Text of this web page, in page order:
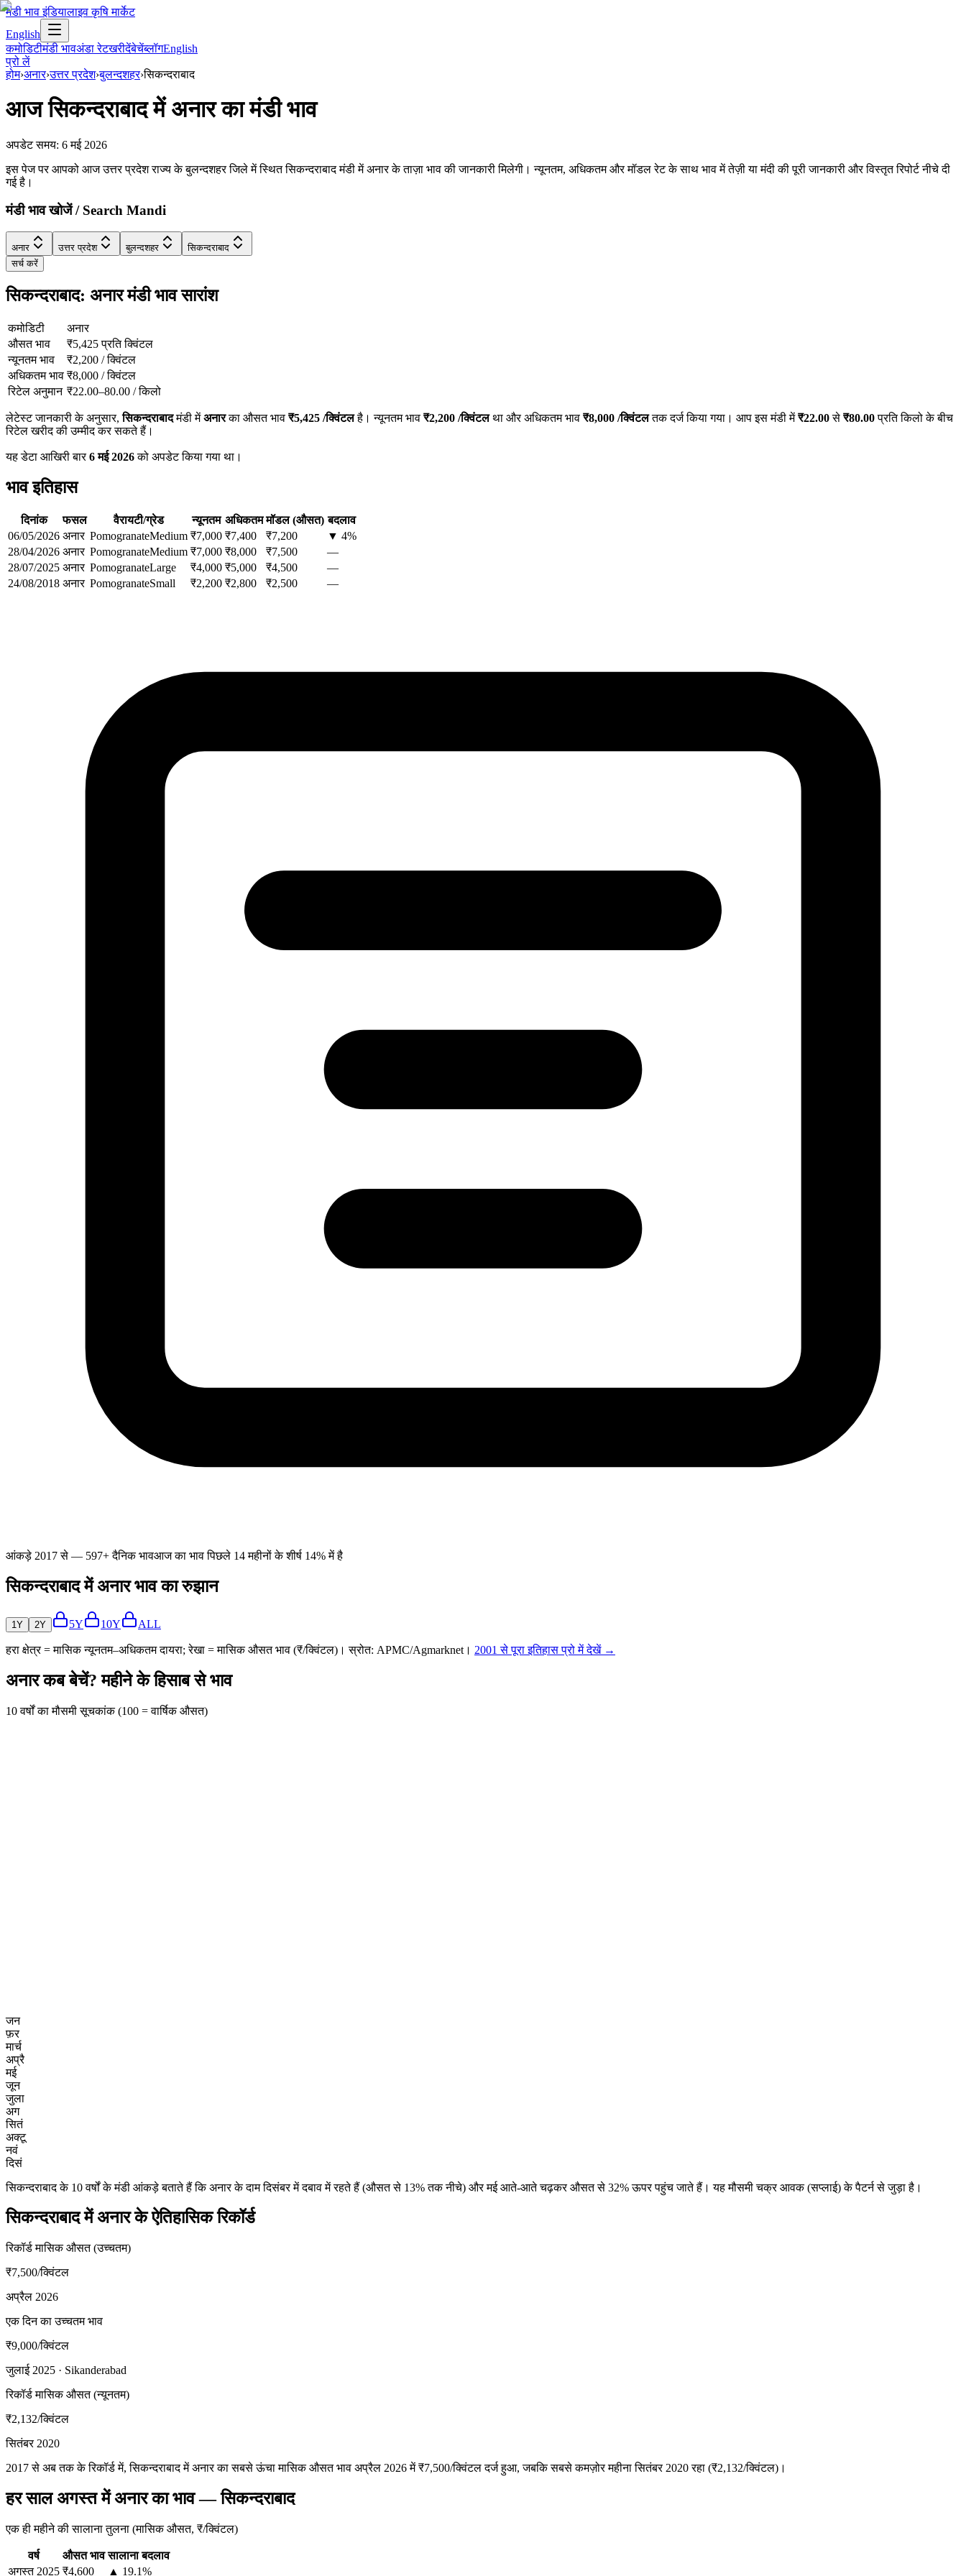
मंडी भाव इंडियालाइव कृषि मार्केट
English
कमोडिटीमंडी भावअंडा रेटखरीदेंबेचेंब्लॉगEnglish
प्रो लें
होम›अनार›उत्तर प्रदेश›बुलन्दशहर›सिकन्दराबाद
आजसिकन्दराबादमेंअनारका मंडी भाव
अपडेट समय: 6 मई 2026
इस पेज पर आपको आज उत्तर प्रदेश राज्य के बुलन्दशहर जिले में स्थित सिकन्दराबाद मंडी में अनार के ताज़ा भाव की जानकारी मिलेगी। न्यूनतम, अधिकतम और मॉडल रेट के साथ भाव में तेज़ी या मंदी की पूरी जानकारी और विस्तृत रिपोर्ट नीचे दी
गई है।
मंडी भाव खोजें / Search Mandi
अनार उत्तर प्रदेश बुलन्दशहर
सिकन्दराबाद
सर्च करें
सिकन्दराबाद: अनार मंडी भाव सारांश
कमोडिटी
अनार
औसत भाव
₹5,425 प्रति क्विंटल
न्यूनतम भाव
₹2,200 /क्विंटल
अधिकतम भाव ₹8,000 /क्विंटल
रिटेल अनुमान ₹22.00–80.00 /किलो
लेटेस्ट जानकारी के अनुसार,सिकन्दराबादमंडी मेंअनारका औसत भाव ₹5,425 /क्विंटलहै। न्यूनतम भाव ₹2,200 /क्विंटलथा और अधिकतम भाव ₹8,000 /क्विंटलतक दर्ज किया गया। आप इस मंडी में₹22.00से ₹80.00प्रति किलो के बीच
रिटेल खरीद की उम्मीद कर सकते हैं।
यह डेटा आखिरी बार6 मई 2026को अपडेट किया गया था।
भाव इतिहास
दिनांक फसल वैरायटी/ग्रेड न्यूनतम अधिकतम मॉडल (औसत) बदलाव
06/05/2026 अनार PomogranateMedium ₹7,000 ₹7,400 ₹7,200 ▼ 4%
28/04/2026 अनार PomogranateMedium ₹7,000 ₹8,000 ₹7,500
—
28/07/2025 अनार PomogranateLarge ₹4,000 ₹5,000 ₹4,500
—
24/08/2018 अनार PomogranateSmall ₹2,200 ₹2,800 ₹2,500 —
आंकड़े 2017 से — 597+ दैनिक भावआज का भाव पिछले 14 महीनों के शीर्ष 14% में है
सिकन्दराबाद में अनार भाव का रुझान
1Y 2Y 5Y 10Y ALL
हरा क्षेत्र = मासिक न्यूनतम–अधिकतम दायरा; रेखा = मासिक औसत भाव (₹/क्विंटल)। स्रोत: APMC/Agmarknet। 2001 से पूरा इतिहास प्रो में देखें →
अनार कब बेचें? महीने के हिसाब से भाव
10 वर्षों का मौसमी सूचकांक (100 = वार्षिक औसत)
जन
फ़र
मार्च
अप्रै
मई
जून
जुला
अग
सितं
अक्टू
नवं
दिसं
सिकन्दराबाद के 10 वर्षों के मंडी आंकड़े बताते हैं कि अनार के दाम दिसंबर में दबाव में रहते हैं (औसत से 13% तक नीचे) और मई आते-आते चढ़कर औसत से 32% ऊपर पहुंच जाते हैं। यह मौसमी चक्र आवक (सप्लाई) के पैटर्न से जुड़ा है।
सिकन्दराबाद में अनार के ऐतिहासिक रिकॉर्ड
रिकॉर्ड मासिक औसत (उच्चतम)
₹7,500/क्विंटल
अप्रैल 2026
एक दिन का उच्चतम भाव
₹9,000/क्विंटल
जुलाई 2025 · Sikanderabad
रिकॉर्ड मासिक औसत (न्यूनतम)
₹2,132/क्विंटल
सितंबर 2020
2017 से अब तक के रिकॉर्ड में, सिकन्दराबाद में अनार का सबसे ऊंचा मासिक औसत भाव अप्रैल 2026 में ₹7,500/क्विंटल दर्ज हुआ, जबकि सबसे कमज़ोर महीना सितंबर 2020 रहा (₹2,132/क्विंटल)।
हर साल अगस्त में अनार का भाव — सिकन्दराबाद
एक ही महीने की सालाना तुलना (मासिक औसत, ₹/क्विंटल)
वर्ष औसत भाव सालाना बदलाव
अगस्त 2025 ₹4,600 ▲ 19.1%